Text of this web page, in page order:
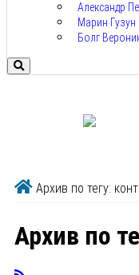
Александр
Марин Гузун
Болг
Архив по тегу:
Архив по